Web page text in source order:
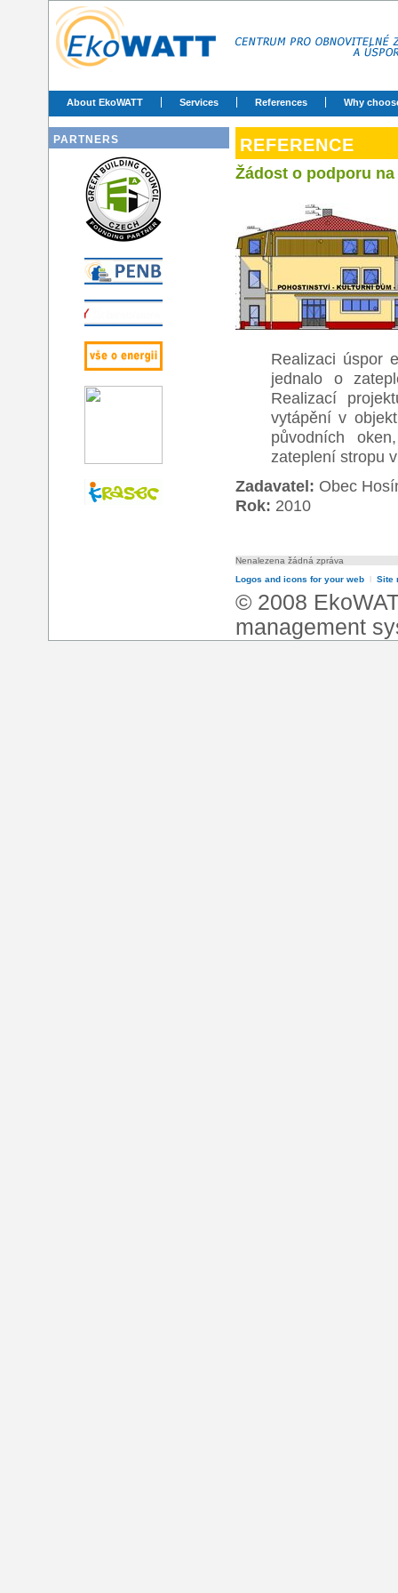
About EkoWATT Services References Why
PARTNERS REFERENCE
Žádost o podporu
Realizaci úspor
jednalo o
Realizací
vytápění v
původních
zateplení stropu
Zadavatel: Obec
Rok: 2010
Nenalezena žádná zpráva
Logos and icons for your web
Site
© 2008
management